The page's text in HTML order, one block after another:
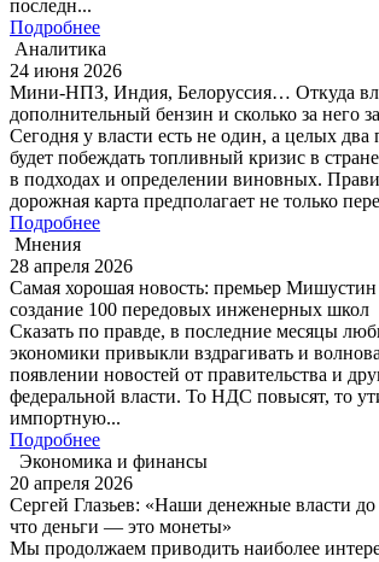
последн...
Подробнее
Аналитика
24 июня 2026
Мини-НПЗ, Индия, Белоруссия… Откуда
дополнительный бензин и сколько за него
Сегодня у власти есть не один, а целых два
будет побеждать топливный кризис в
в подходах и определении виновных.
дорожная карта предполагает не только
Подробнее
Мнения
28 апреля 2026
Самая хорошая новость: премьер Мишустин
создание 100 передовых инженерных школ
Сказать по правде, в последние месяцы
экономики привыкли вздрагивать и
появлении новостей от правительства и
федеральной власти. То НДС повысят, то
импортную...
Подробнее
Экономика и финансы
20 апреля 2026
Сергей Глазьев: «Наши денежные власти
что деньги — это монеты»
Мы продолжаем приводить наиболее